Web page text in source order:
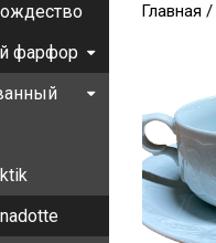
Главная /
фарфор